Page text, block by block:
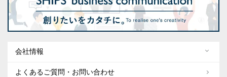
会社情報
よくあるご質問・お問い合わせ